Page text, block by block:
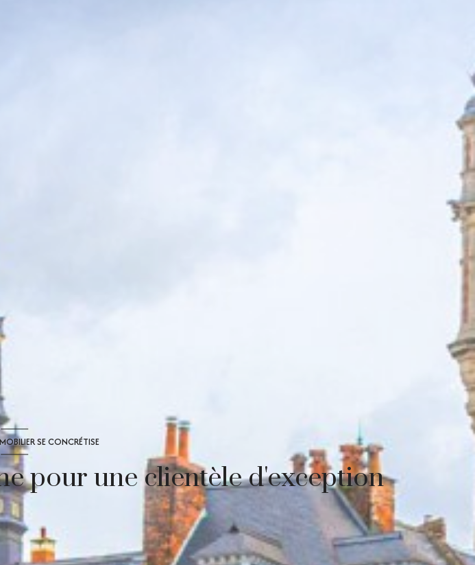
SE CONCRÉTISE
pour une clientèle d'exception